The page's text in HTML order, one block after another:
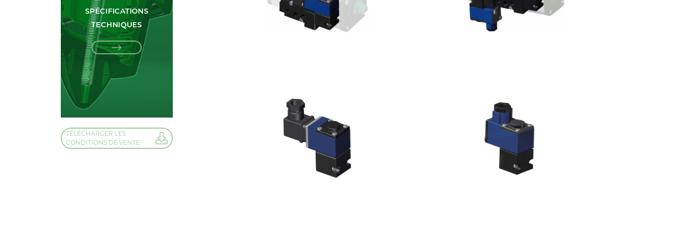
SPÉCIFICATIONS
TECHNIQUES
TÉLÉCHARGER LES
CONDITIONS DE VENTE